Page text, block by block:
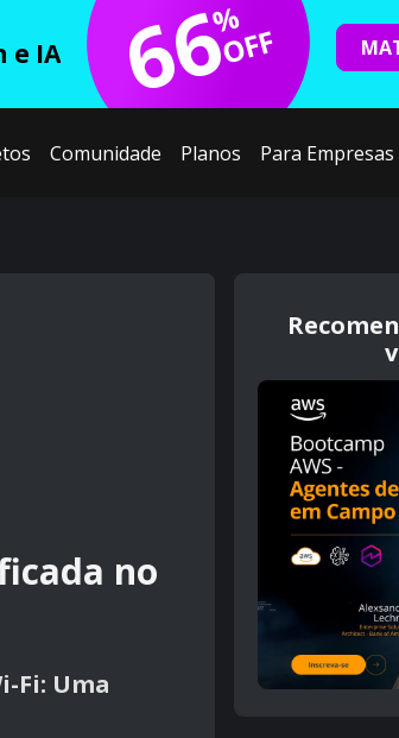
e IA 66
%
OFF
Comunidade Planos Para Empresas
no
Fi: Uma